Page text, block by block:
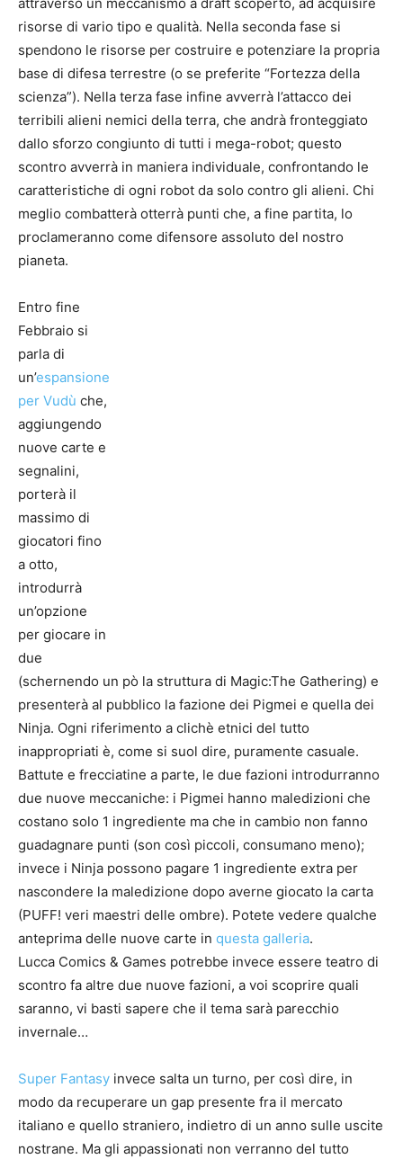
risorse di vario tipo e qualità. Nella seconda fase si
spendono le risorse per costruire e potenziare la propria
base di difesa terrestre (o se preferite “Fortezza della
scienza”). Nella terza fase infine avverrà l’attacco dei
terribili alieni nemici della terra, che andrà fronteggiato
dallo sforzo congiunto di tutti i mega-robot; questo
scontro avverrà in maniera individuale, confrontando le
caratteristiche di ogni robot da solo contro gli alieni. Chi
meglio combatterà otterrà punti che, a fine partita, lo
proclameranno come difensore assoluto del nostro
pianeta.
Entro fine
Febbraio si
parla di
un’espansione
per Vudù che,
aggiungendo
nuove carte e
segnalini,
porterà il
massimo di
giocatori fino
a otto,
introdurrà
un’opzione
per giocare in
due
(schernendo un pò la struttura di Magic:The Gathering) e
presenterà al pubblico la fazione dei Pigmei e quella dei
Ninja. Ogni riferimento a clichè etnici del tutto
inappropriati è, come si suol dire, puramente casuale.
Battute e frecciatine a parte, le due fazioni introdurranno
due nuove meccaniche: i Pigmei hanno maledizioni che
costano solo 1 ingrediente ma che in cambio non fanno
guadagnare punti (son così piccoli, consumano meno);
invece i Ninja possono pagare 1 ingrediente extra per
nascondere la maledizione dopo averne giocato la carta
(PUFF! veri maestri delle ombre). Potete vedere qualche
anteprima delle nuove carte in questa galleria.
Lucca Comics & Games potrebbe invece essere teatro di
scontro fa altre due nuove fazioni, a voi scoprire quali
saranno, vi basti sapere che il tema sarà parecchio
invernale…
Super Fantasy invece salta un turno, per così dire, in
modo da recuperare un gap presente fra il mercato
italiano e quello straniero, indietro di un anno sulle uscite
nostrane. Ma gli appassionati non verranno del tutto